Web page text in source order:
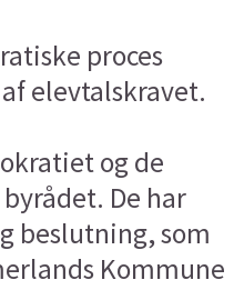
proces
elevtalskravet.
og de
De har
beslutning, som
Kommune